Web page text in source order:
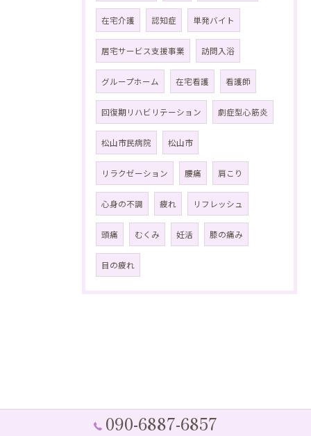
在宅介護 認知症 単発バイト
居宅サービス支援事業 訪問入浴
グループホーム 在宅看護 看護師
回復期リハビリテーション 劇症型心筋炎
松山市民病院 松山市
リラクゼーション 腰痛 肩こり
心身の不調 疲れ リフレッシュ
頭痛 むくみ 妊活 膝の痛み
目の疲れ
090-6887-6857